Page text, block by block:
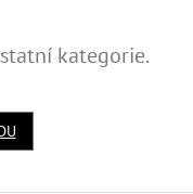
kategorie.